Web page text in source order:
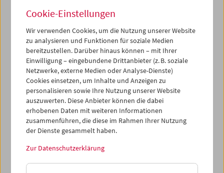
28
29 30 31
04
05 06 07 08 09 10
iCalender
Programmheft-PDF
English language or subtitles
< Vorherige Woche
Mo 21.12.
Cookie-Einstellungen
Wir verwenden Cookies, um die Nutzung unserer Website
zu analysieren und Funktionen für soziale Medien
bereitzustellen. Darüber hinaus können – mit Ihrer
Einwilligung – eingebundene Drittanbieter (z. B. soziale
Netzwerke, externe Medien oder Analyse-Dienste)
Cookies einsetzen, um Inhalte und Anzeigen zu
personalisieren sowie Ihre Nutzung unserer Website
auszuwerten. Diese Anbieter können die dabei
erhobenen Daten mit weiteren Informationen
zusammenführen, die diese im Rahmen Ihrer Nutzung
der Dienste gesammelt haben.
Zur Datenschutzerklärung